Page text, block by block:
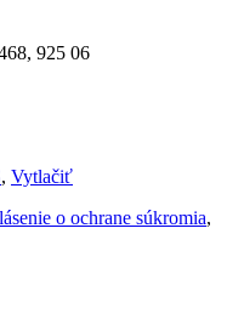
925 06
, Vytlačiť
o ochrane súkromia,